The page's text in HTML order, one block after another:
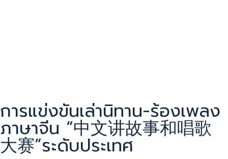
การแข่งขันเล่านิทาน-ร้องเพลง
ภาษาจีน “中文讲故事和唱歌
大赛”ระดับประเทศ